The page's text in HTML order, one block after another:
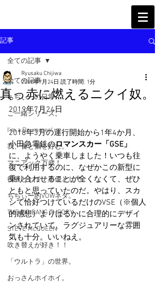
記事
全ての記事
ちぢぃーの日常
ご一緒シリーズ。
I'm a Drummer!
我、食と酒を好む。
マニアック万歳！
役者として、声優として。
ちぢぃー的VOWネタ。
THE BIG BANG THEORY
STEVE McQUEEN
吹き替えが好き！！
「ウルトラ」の世界。
おっさんホイホイ。
全ての記事
真っ赤に燃えるニクイ奴。
Ryusaku Chijiwa
2019年7月24日 読了時間: 1分
2019年7月24日
2018年3月の運行開始から1年4か月、
小田急電鉄のロマンスカー「GSE」
に、ようやく乗車しました！いつも往
復で利用するのに、なぜかこの新型に
乗り合わせることが全くなくて、ぜひ
ともと思っていたのだ。やはり、スカ
シて恰好つけているだけのVSE（※個人
的感想）よりはるかに合理的にデザイ
ンされていて、ラグジュアリーな雰囲
気も十分。いいねえ。